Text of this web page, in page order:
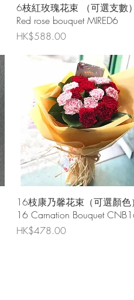
快速瀏覽
6枝紅玫瑰花束 （可選支數）
Red rose bouquet MIRED6
價格
HK$588.00
快速瀏覽
16枝康乃馨花束（可選顏色）
16 Carnation Bouquet
價格
HK$478.00